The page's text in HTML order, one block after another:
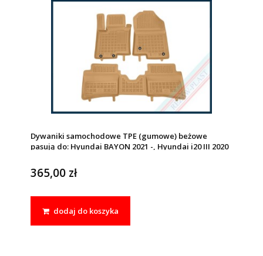
Dywaniki samochodowe TPE (gumowe) beżowe
pasują do: Hyundai BAYON 2021 -, Hyundai i20 III 2020
365,00 zł
dodaj do koszyka